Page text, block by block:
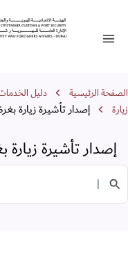
إصدار تأشيرة
تبديل التنقل
مسار التنقل
الصفحة الرئيسية دليل
زيارة
إصدار تأشيرة
إصدار تأشيرة